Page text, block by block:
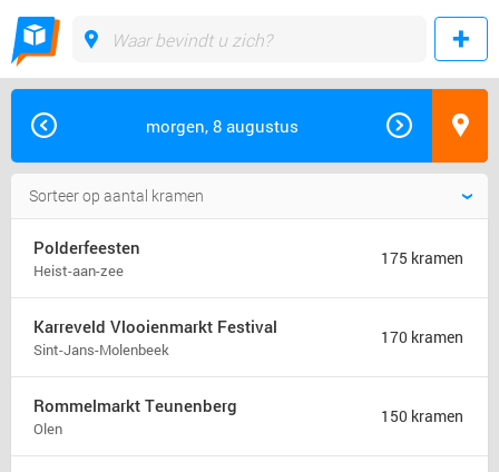
morgen, 8 augustus
Polderfeesten
Heist-aan-zee
175 kramen
Karreveld Vlooienmarkt Festival
Sint-Jans-Molenbeek
170 kramen
Rommelmarkt Teunenberg
Olen
150 kramen